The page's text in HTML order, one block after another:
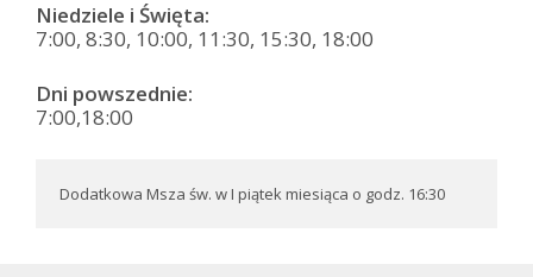
Niedziele i Święta:
7:00, 8:30, 10:00, 11:30, 15:30, 18:00
Dni powszednie:
7:00,18:00
Dodatkowa Msza św. w I piątek miesiąca o godz. 16:30